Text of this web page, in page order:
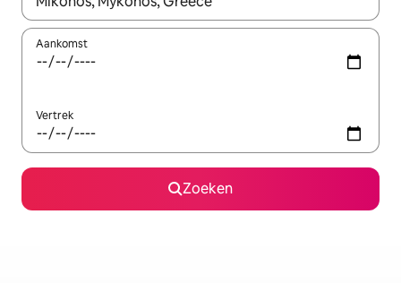
Aankomst
Vertrek
Zoeken